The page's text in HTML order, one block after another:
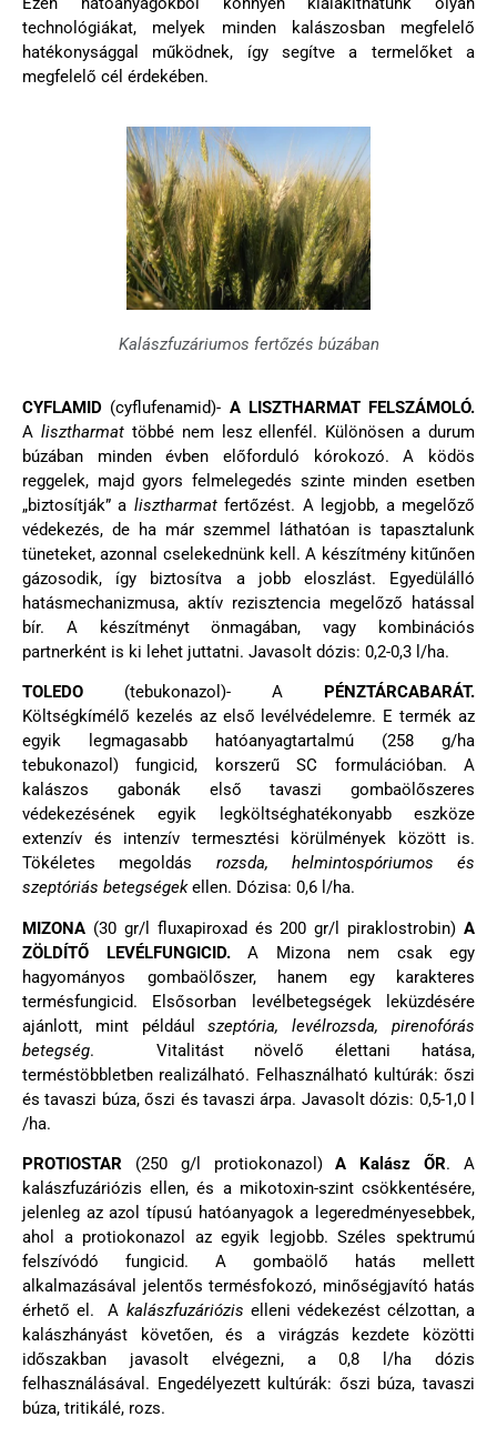
technológiákat, melyek minden kalászosban megfelelő
hatékonysággal működnek, így segítve a termelőket a
megfelelő cél érdekében.
Kalászfuzáriumos fertőzés búzában
CYFLAMID (cyflufenamid)- A LISZTHARMAT FELSZÁMOLÓ.
A lisztharmattöbbé nem lesz ellenfél. Különösen a durum
búzában minden évben előforduló kórokozó. A ködös
reggelek, majd gyors felmelegedés szinte minden esetben
„biztosítják” a lisztharmatfertőzést. A legjobb, a megelőző
védekezés, de ha már szemmel láthatóan is tapasztalunk
tüneteket, azonnal cselekednünk kell. A készítmény kitűnően
gázosodik, így biztosítva a jobb eloszlást. Egyedülálló
hatásmechanizmusa, aktív rezisztencia megelőző hatással
bír. A készítményt önmagában, vagy kombinációs
partnerként is ki lehet juttatni. Javasolt dózis: 0,2-0,3 l/ha.
TOLEDO (tebukonazol)- A PÉNZTÁRCABARÁT.
Költségkímélő kezelés az első levélvédelemre. E termék az
egyik legmagasabb hatóanyagtartalmú (258 g/ha
tebukonazol) fungicid, korszerű SC formulációban. A
kalászos gabonák első tavaszi gombaölőszeres
védekezésének egyik legköltséghatékonyabb eszköze
extenzív és intenzív termesztési körülmények között is.
Tökéletes megoldás rozsda, helmintospóriumos és
szeptóriás betegségekellen. Dózisa: 0,6 l/ha.
MIZONA (30 gr/l fluxapiroxad és 200 gr/l piraklostrobin) A
ZÖLDÍTŐ LEVÉLFUNGICID. A Mizona nem csak egy
hagyományos gombaölőszer, hanem egy karakteres
termésfungicid. Elsősorban levélbetegségek leküzdésére
ajánlott, mint példáulszeptória, levélrozsda, pirenofórás
betegség. Vitalitást növelő élettani hatása,
terméstöbbletben realizálható. Felhasználható kultúrák: őszi
és tavaszi búza, őszi és tavaszi árpa. Javasolt dózis: 0,5-1,0 l
/ha.
PROTIOSTAR (250 g/l protiokonazol)A Kalász ŐR. A
kalászfuzáriózis ellen, és a mikotoxin-szint csökkentésére,
jelenleg az azol típusú hatóanyagok a legeredményesebbek,
ahol a protiokonazol az egyik legjobb. Széles spektrumú
felszívódó fungicid. A gombaölő hatás mellett
alkalmazásával jelentős termésfokozó, minőségjavító hatás
érhető el. A kalászfuzáriózis elleni védekezést célzottan, a
kalászhányást követően, és a virágzás kezdete közötti
időszakban javasolt elvégezni, a 0,8 l/ha dózis
felhasználásával. Engedélyezett kultúrák: őszi búza, tavaszi
búza, tritikálé, rozs.